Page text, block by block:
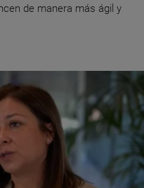
de manera más ágil y